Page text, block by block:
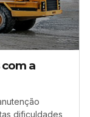
a
dificuldades